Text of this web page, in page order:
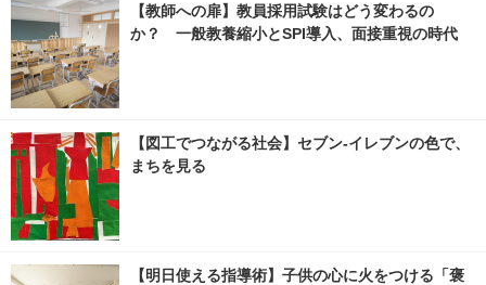
【教師への扉】教員採用試験はどう変わるの
か？ 一般教養縮小とSPI導入、面接重視の時代
【図工でつながる社会】セブン‐イレブンの色で、
まちを見る
【明日使える指導術】子供の心に火をつける「褒